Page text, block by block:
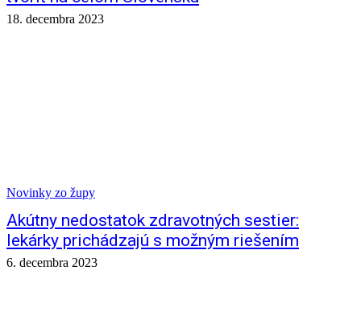
18. decembra 2023
Novinky zo župy
Akútny nedostatok zdravotných sestier:
lekárky prichádzajú s možným riešením
6. decembra 2023